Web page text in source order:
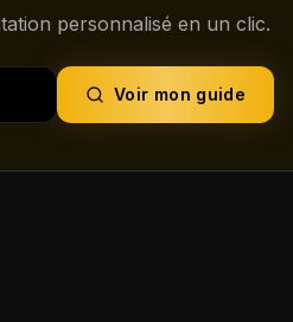
personnalisé en un clic.
Voir mon guide